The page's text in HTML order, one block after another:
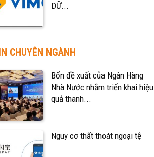
DỮ...
CHUYÊN NGÀNH
Bốn đề xuất của Ngân Hàng
Nhà Nước nhằm triển khai hiệu
quả thanh...
Nguy cơ thất thoát ngoại tệ